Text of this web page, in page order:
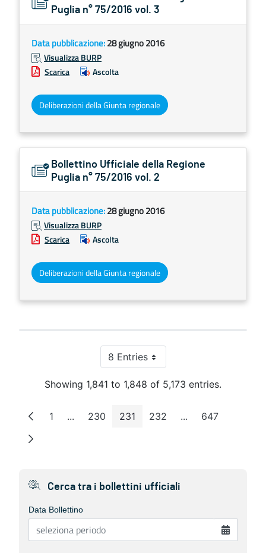
Puglia n° 75/2016 vol. 3
Data pubblicazione:28 giugno 2016
Visualizza BURP
Scarica
Ascolta
Deliberazioni della Giunta regionale
Bollettino Ufficiale della Regione
Puglia n° 75/2016 vol. 2
Data pubblicazione:28 giugno 2016
Visualizza BURP
Scarica
Ascolta
Deliberazioni della Giunta regionale
8 EntriesPer Page
Showing 1,841 to 1,848 of 5,173 entries.
Page
1 ...Intermediate Pages
Page
230 Page
231 Page
232 ...Intermediate
Page
647
Cerca tra i bollettini ufficiali
Data Bollettino